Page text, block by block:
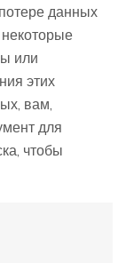
данных
или
этих
вам,
для
чтобы